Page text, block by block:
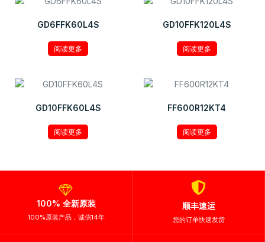
GD6FFK60L4S
阅读更多
GD10FFK120L4S
阅读更多
GD10FFK60L4S
阅读更多
FF600R12KT4
阅读更多
100% 全新原装
100%原装产品，诚信14年
顺丰速运
您的订单快速发货